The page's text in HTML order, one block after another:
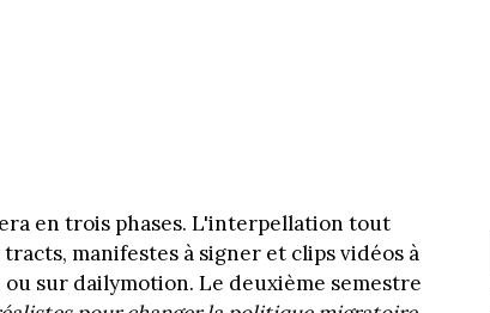
en trois phases. L'interpellation tout
manifestes à signer et clips vidéos à
sur dailymotion. Le deuxième semestre